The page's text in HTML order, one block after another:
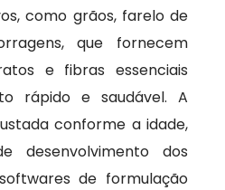
como grãos, farelo de
que fornecem
e fibras essenciais
rápido e saudável. A
conforme a idade,
desenvolvimento dos
de formulação